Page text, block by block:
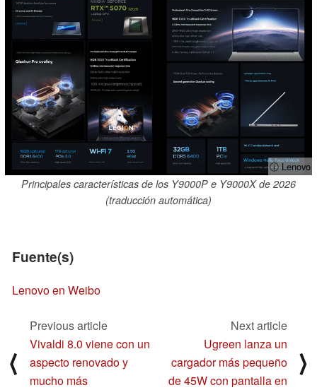
ⓘ Lenovo
Principales características de los Y9000P e Y9000X de 2026
(traducción automática)
Fuente(s)
Lenovo en Weibo
⟨
Previous article
Vivaldi 8.0 viene con un
aspecto renovado y
mucho más
Next article
Ugreen lanza un
cargador más pequeño
de 45W con pantalla en
⟩